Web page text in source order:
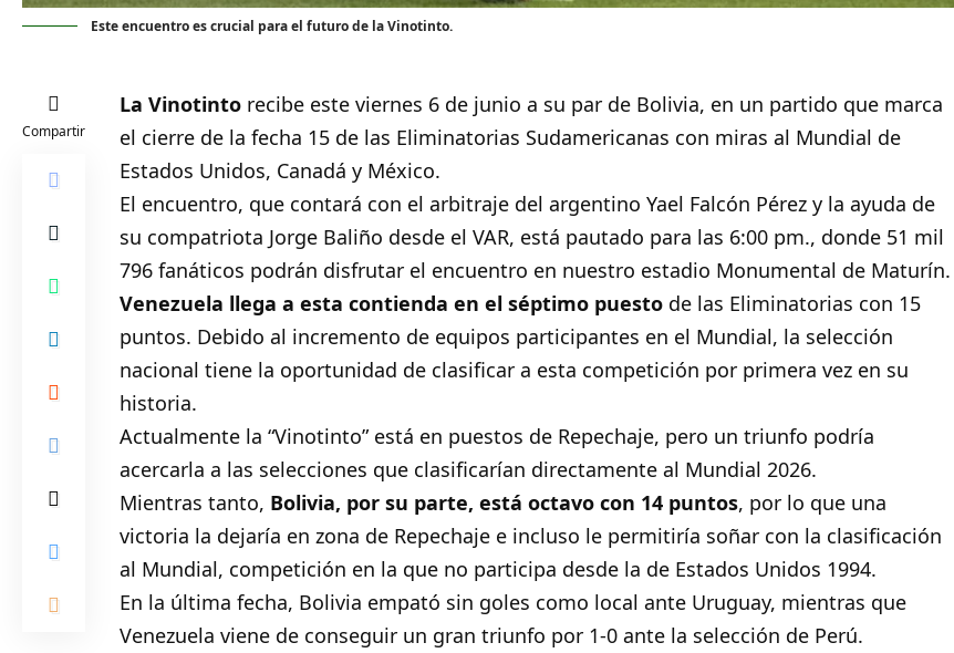
Este encuentro es crucial para el futuro de la Vinotinto.
Compartir
LaVinotinto recibe este viernes 6 de junio a su par de Bolivia, en un partido que marca
el cierre de la fecha 15 de las Eliminatorias Sudamericanas con miras al Mundial de
Estados Unidos, Canadá y México.
El encuentro, que contará con el arbitraje del argentino Yael Falcón Pérez y la ayuda de
su compatriota Jorge Baliño desde el VAR, está pautado para las 6:00 pm., donde 51 mil
796 fanáticos podrán disfrutar el encuentro en nuestro estadio Monumental de Maturín.
Venezuela llega a esta contienda en el séptimo puesto de las Eliminatorias con 15
puntos. Debido al incremento de equipos participantes en el Mundial, la selección
nacional tiene la oportunidad de clasificar a esta competición por primera vez en su
historia.
Actualmente la “Vinotinto” está en puestos de Repechaje, pero un triunfo podría
acercarla a las selecciones que clasificarían directamente al Mundial 2026.
Mientras tanto, Bolivia, por su parte, está octavo con 14 puntos, por lo que una
victoria la dejaría en zona de Repechaje e incluso le permitiría soñar con la clasificación
al Mundial, competición en la que no participa desde la de Estados Unidos 1994.
En la última fecha, Bolivia empató sin goles como local ante Uruguay, mientras que
Venezuela viene de conseguir un gran triunfo por 1-0 ante la selección de Perú.